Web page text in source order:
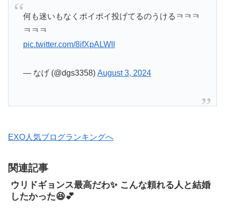
何も迷いもなくポイポイ投げてるのうけるㅋㅋㅋ
ㅋㅋㅋ
pic.twitter.com/8ifXpALWII
— なげ (@dgs3358) August 3, 2024
EXO人気ブログランキングへ
関連記事
ウリドギョンス最高だわ✨ こんな頼れる人と結婚
したかった😆💕